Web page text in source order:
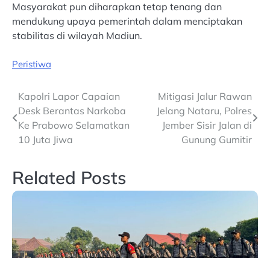
Masyarakat pun diharapkan tetap tenang dan
mendukung upaya pemerintah dalam menciptakan
stabilitas di wilayah Madiun.
Peristiwa
Post
navigation
Kapolri Lapor Capaian
Desk Berantas Narkoba
Ke Prabowo Selamatkan
10 Juta Jiwa
Mitigasi Jalur Rawan
Jelang Nataru, Polres
Jember Sisir Jalan di
Gunung Gumitir
Related Posts